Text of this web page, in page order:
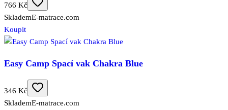
766 Kč
SklademE-matrace.com
Koupit
Easy Camp Spací vak Chakra Blue
346 Kč
SklademE-matrace.com